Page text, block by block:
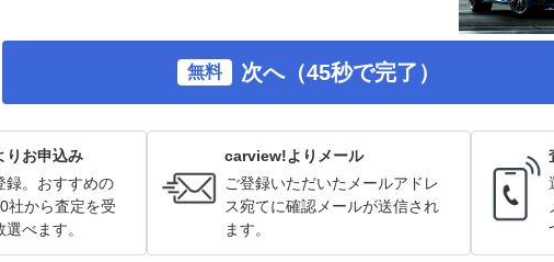
無料 次へ（45秒で完了）
りお申込み
録。おすすめの
社から査定を受
べます。
carview!よりメール
ご登録いただいたメールアドレ
ス宛てに確認メールが送信され
ます。